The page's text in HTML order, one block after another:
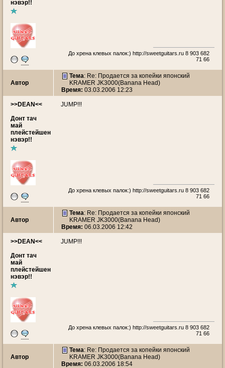
нэвэр!!
До хрена клевых палок:) http://sweetguitars.ru 8 903 682
71 66
Автор
Тема: Re: Продается за копейки японский
KRAMER JK3000(Banana Head)
Время: 03.03.2006 12:23
>>DEAN<<
Донт тач
май
плейстейшен
нэвэр!!
JUMP!!!
До хрена клевых палок:) http://sweetguitars.ru 8 903 682
71 66
Автор
Тема: Re: Продается за копейки японский
KRAMER JK3000(Banana Head)
Время: 06.03.2006 12:42
>>DEAN<<
Донт тач
май
плейстейшен
нэвэр!!
JUMP!!!
До хрена клевых палок:) http://sweetguitars.ru 8 903 682
71 66
Автор
Тема: Re: Продается за копейки японский
KRAMER JK3000(Banana Head)
Время: 06.03.2006 18:54